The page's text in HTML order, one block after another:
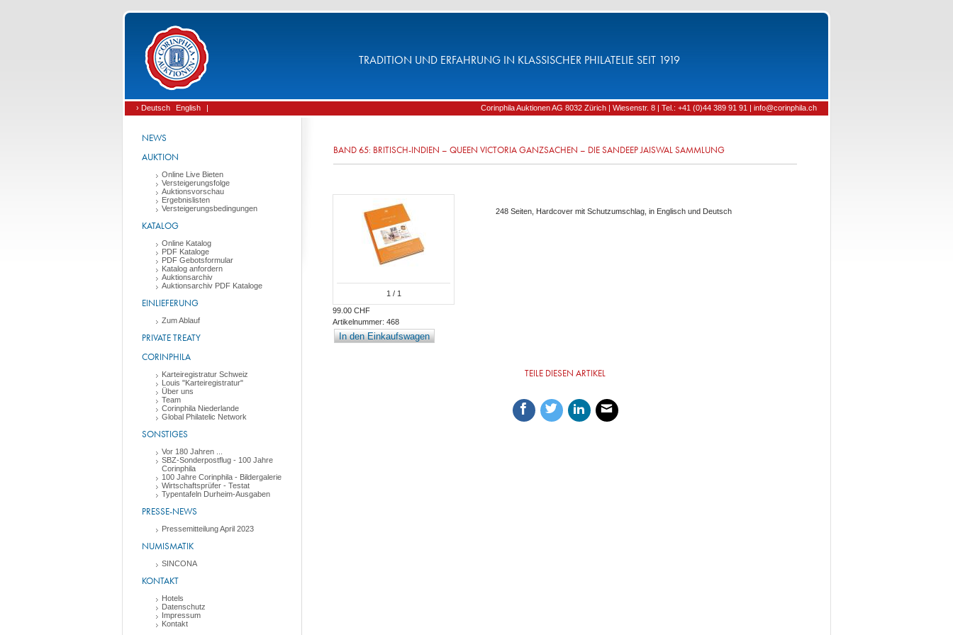
TRADITION UND ERFAHRUNG IN KLASSISCHER PHILATELIE SEIT 1919
› Deutsch English | Corinphila Auktionen AG 8032 Zürich | Wiesenstr. 8 | Tel.: +41 (0)44 389 91 91 | info@corinphila.ch
NEWS
AUKTION
Online Live Bieten
Versteigerungsfolge
Auktionsvorschau
Ergebnislisten
Versteigerungsbedingungen
KATALOG
Online Katalog
PDF Kataloge
PDF Gebotsformular
Katalog anfordern
Auktionsarchiv
Auktionsarchiv PDF Kataloge
EINLIEFERUNG
Zum Ablauf
PRIVATE TREATY
CORINPHILA
Karteiregistratur Schweiz
Louis "Karteiregistratur"
Über uns
Team
Corinphila Niederlande
Global Philatelic Network
SONSTIGES
Vor 180 Jahren ...
SBZ-Sonderpostflug - 100 Jahre
Corinphila
100 Jahre Corinphila - Bildergalerie
Wirtschaftsprüfer - Testat
Typentafeln Durheim-Ausgaben
PRESSE-NEWS
Pressemitteilung April 2023
NUMISMATIK
SINCONA
KONTAKT
Hotels
Datenschutz
Impressum
Kontakt
BAND 65: BRITISCH-INDIEN – QUEEN VICTORIA GANZSACHEN – DIE SANDEEP JAISWAL SAMMLUNG
1 / 1
99.00 CHF
Artikelnummer: 468
In den Einkaufswagen
248 Seiten, Hardcover mit Schutzumschlag, in Englisch und Deutsch
TEILE DIESEN ARTIKEL